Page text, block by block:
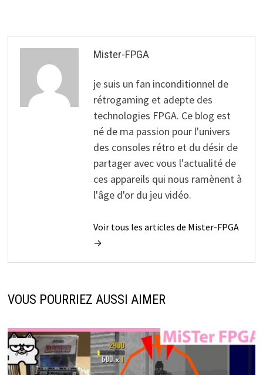
Mister-FPGA
je suis un fan inconditionnel de
rétrogaming et adepte des
technologies FPGA. Ce blog est
né de ma passion pour l'univers
des consoles rétro et du désir de
partager avec vous l'actualité de
ces appareils qui nous ramènent à
l'âge d'or du jeu vidéo.
Voir tous les articles de Mister-FPGA
→
VOUS POURRIEZ AUSSI AIMER